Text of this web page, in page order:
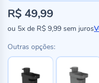
R$ 49,99
ou 5x de R$ 9,99 sem juros
Outras opções: